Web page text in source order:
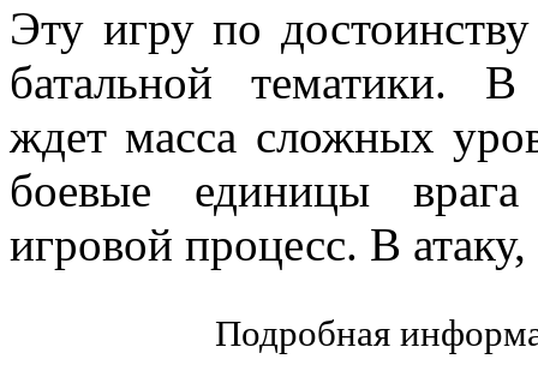
Эту игру по
батальной тематики.
ждет масса сложных
боевые единицы
игровой процесс. В
Подробная